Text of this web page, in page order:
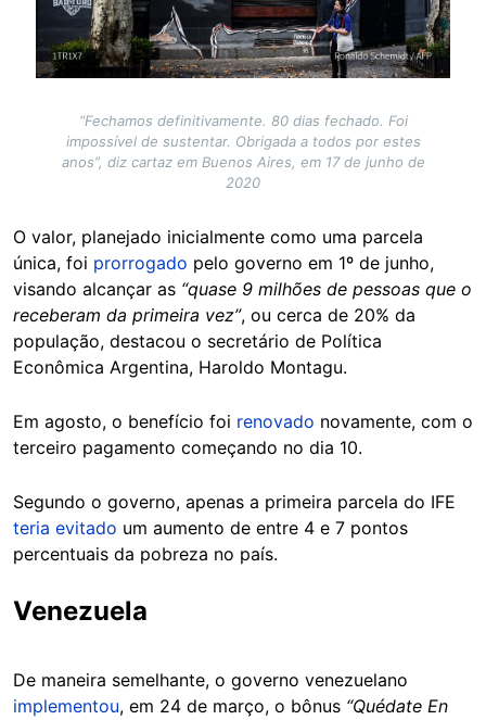
“Fechamos definitivamente. 80 dias fechado. Foi
impossível de sustentar. Obrigada a todos por estes
anos”, diz cartaz em Buenos Aires, em 17 de junho de
2020
O valor, planejado inicialmente como uma parcela
única, foi prorrogado pelo governo em 1º de junho,
visando alcançar as “quase 9 milhões de pessoas que o
receberam da primeira vez”, ou cerca de 20% da
população, destacou o secretário de Política
Econômica Argentina, Haroldo Montagu.
Em agosto, o benefício foi renovado novamente, com o
terceiro pagamento começando no dia 10.
Segundo o governo, apenas a primeira parcela do IFE
teria evitado um aumento de entre 4 e 7 pontos
percentuais da pobreza no país.
Venezuela
De maneira semelhante, o governo venezuelano
implementou, em 24 de março, o bônus “Quédate En